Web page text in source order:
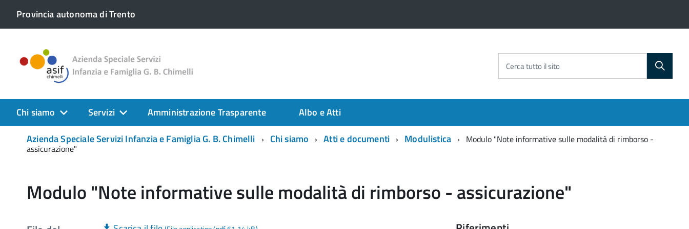
Provincia autonoma di Trento
Cerca tutto il sito
Chi siamo Servizi Amministrazione Trasparente
Albo e Atti
Azienda Speciale Servizi Infanzia e Famiglia G. B. Chimelli
Chi siamo Atti e documenti Modulistica Modulo "Note informative sulle modalità di rimborso -
assicurazione"
Modulo "Note informative sulle modalità di rimborso - assicurazione"